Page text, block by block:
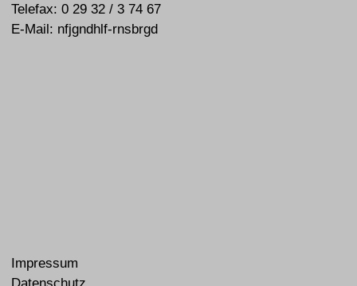
Telefax: 0 29 32 / 3 74 67
E-Mail: nfjgndhlf-rnsbrgd
Impressum